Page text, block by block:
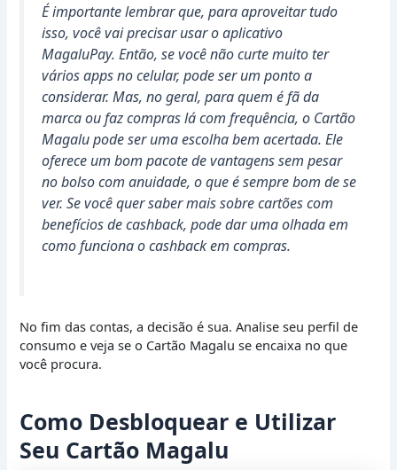
É importante lembrar que, para aproveitar tudo
isso, você vai precisar usar o aplicativo
MagaluPay. Então, se você não curte muito ter
vários apps no celular, pode ser um ponto a
considerar. Mas, no geral, para quem é fã da
marca ou faz compras lá com frequência, o Cartão
Magalu pode ser uma escolha bem acertada. Ele
oferece um bom pacote de vantagens sem pesar
no bolso com anuidade, o que é sempre bom de se
ver. Se você quer saber mais sobre cartões com
benefícios de cashback, pode dar uma olhada em
como funciona o cashback em compras.
No fim das contas, a decisão é sua. Analise seu perfil de
consumo e veja se o Cartão Magalu se encaixa no que
você procura.
Como Desbloquear e Utilizar
Seu Cartão Magalu